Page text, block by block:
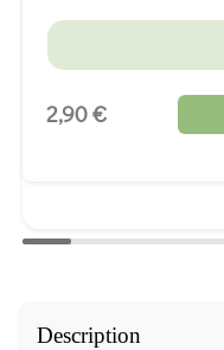
Description
2,90 €